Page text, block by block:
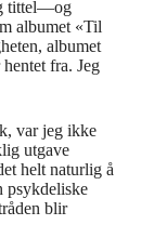
tittel—og
albumet «Til
albumet
fra. Jeg
, var jeg ikke
utgave
helt naturlig å
psykdeliske
blir